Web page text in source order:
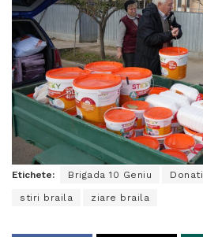
Etichete: Brigada 10 Geniu
stiri braila ziare braila